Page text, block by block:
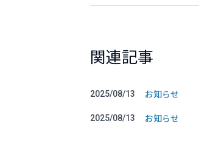
関連記事
2025/08/13 お知らせ
2025/08/13 お知らせ